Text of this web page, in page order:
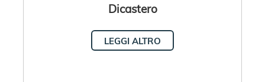
Dicastero
LEGGI ALTRO